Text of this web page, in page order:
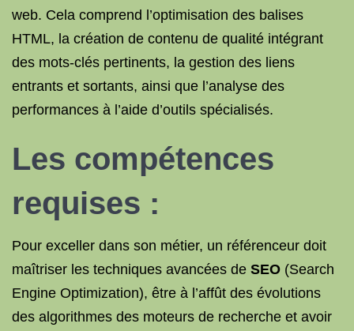
web. Cela comprend l’optimisation des balises
HTML, la création de contenu de qualité intégrant
des mots-clés pertinents, la gestion des liens
entrants et sortants, ainsi que l’analyse des
performances à l’aide d’outils spécialisés.
Les compétences
requises :
Pour exceller dans son métier, un référenceur doit
maîtriser les techniques avancées de SEO (Search
Engine Optimization), être à l’affût des évolutions
des algorithmes des moteurs de recherche et avoir